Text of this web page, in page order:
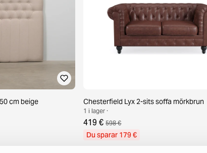
cm beige Chesterfield Lyx 2-sits soffa mörkbrun
1 i lager ·
419 € 598 €
Du sparar 179 €